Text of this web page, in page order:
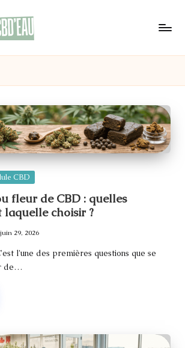
CBD
fleur de CBD : quelles
laquelle choisir ?
juin 29, 2026
l'une des premières questions que se
de…